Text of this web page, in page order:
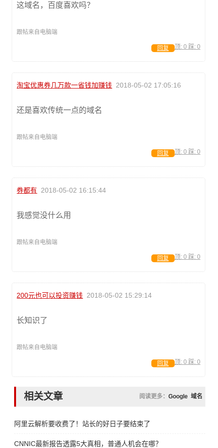
这域名，百度喜欢吗？
跟帖来自电脑端
顶: 0 踩: 0
回复
淘宝优惠券几万款一省钱加赚钱 2018-05-02 17:05:16
还是喜欢传统一点的域名
跟帖来自电脑端
顶: 0 踩: 0
回复
券都有 2018-05-02 16:15:44
我感觉没什么用
跟帖来自电脑端
顶: 0 踩: 0
回复
200元也可以投资赚钱 2018-05-02 15:29:14
长知识了
跟帖来自电脑端
顶: 0 踩: 0
回复
相关文章 阅读更多： Google 域名
阿里云解析要收费了！站长的好日子要结束了
CNNIC最新报告透露5大真相，普通人机会在哪？